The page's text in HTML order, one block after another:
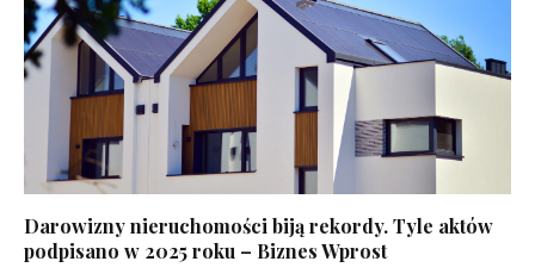
Darowizny nieruchomości biją rekordy. Tyle aktów
podpisano w 2025 roku – Biznes Wprost